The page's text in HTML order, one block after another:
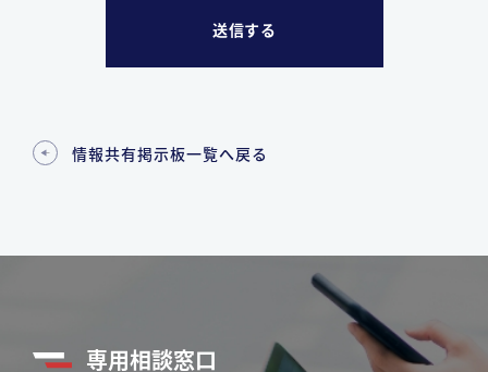
情報共有掲示板一覧へ戻る
専用相談窓口